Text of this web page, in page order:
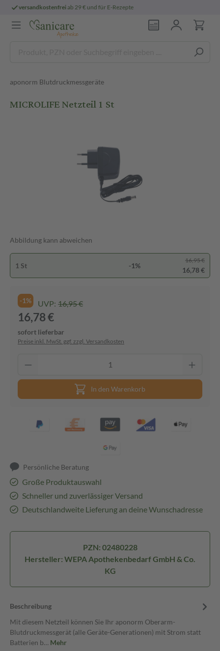
persönliche
aponorm Blutdruckmessgeräte
MICROLIFE Netzteil 1 St
Abbildung kann abweichen
1 St -1%
16,95 €
16,78 €
-1% UVP: 16,95 €
16,78 €
sofort lieferbar
Preise inkl. MwSt. ggf. zzgl. Versandkosten
In den Warenkorb
Persönliche Beratung
Große Produktauswahl
Schneller und zuverlässiger Versand
Deutschlandweite Lieferung an deine Wunschadresse
PZN: 02480228
Hersteller: WEPA Apothekenbedarf GmbH & Co.
KG
Beschreibung
Mit diesem Netzteil können Sie Ihr aponorm Oberarm-
Blutdruckmessgerät (alle Geräte-Generationen) mit Strom statt
Batterien b… Mehr